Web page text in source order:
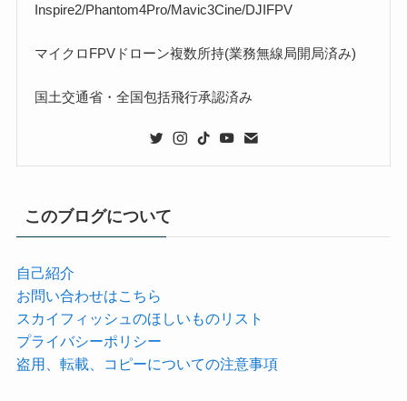
Inspire2/Phantom4Pro/Mavic3Cine/DJIFPV
マイクロFPVドローン複数所持(業務無線局開局済み)
国土交通省・全国包括飛行承認済み
このブログについて
自己紹介
お問い合わせはこちら
スカイフィッシュのほしいものリスト
プライバシーポリシー
盗用、転載、コピーについての注意事項